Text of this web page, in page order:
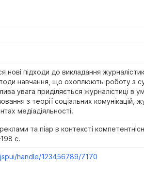
нові підходи до викладання
навчання, що охоплюють роботу з
увага приділяється журналістиці
з теорії соціальних
медіадіяльності.
та піар в контексті
с.
handle/123456789/7170